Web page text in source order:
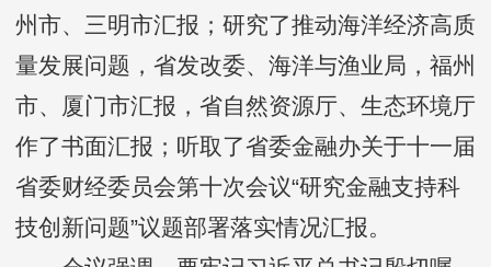
州市、三明市汇报；研究了推动海洋经济高质
量发展问题，省发改委、海洋与渔业局，福州
市、厦门市汇报，省自然资源厅、生态环境厅
作了书面汇报；听取了省委金融办关于十一届
省委财经委员会第十次会议“研究金融支持科
技创新问题”议题部署落实情况汇报。